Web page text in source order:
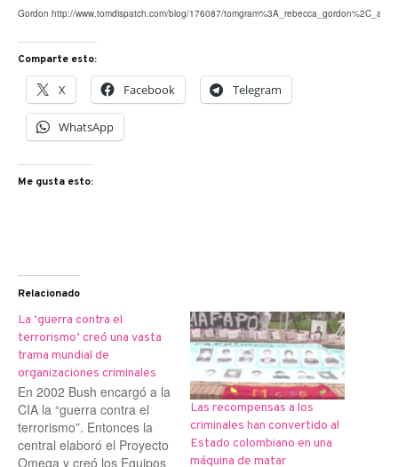
Gordon http://www.tomdispatch.com/blog/176087/
Comparte esto:
X Facebook Telegram
WhatsApp
Me gusta esto:
Relacionado
La ‘guerra contra el
terrorismo’ creó una vasta
trama mundial de
organizaciones criminales
En 2002 Bush encargó a la
CIA la “guerra contra el
terrorismo”. Entonces la
central elaboró el Proyecto
Omega y creó los Equipos
Las recompensas a los
criminales han convertido al
Estado colombiano en una
máquina de matar